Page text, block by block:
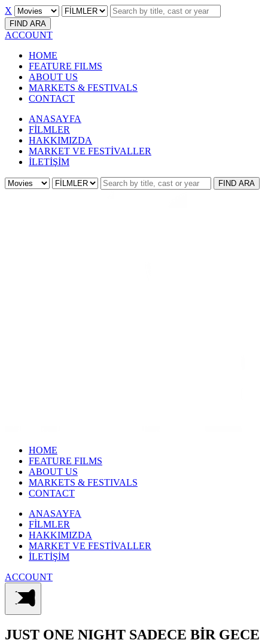
X
FIND ARA
ACCOUNT
HOME
FEATURE FILMS
ABOUT US
MARKETS & FESTIVALS
CONTACT
ANASAYFA
FİLMLER
HAKKIMIZDA
MARKET VE FESTİVALLER
İLETİŞİM
FIND ARA
HOME
FEATURE FILMS
ABOUT US
MARKETS & FESTIVALS
CONTACT
ANASAYFA
FİLMLER
HAKKIMIZDA
MARKET VE FESTİVALLER
İLETİŞİM
ACCOUNT
JUST ONE NIGHT SADECE BİR GECE